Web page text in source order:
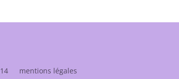
mentions légales